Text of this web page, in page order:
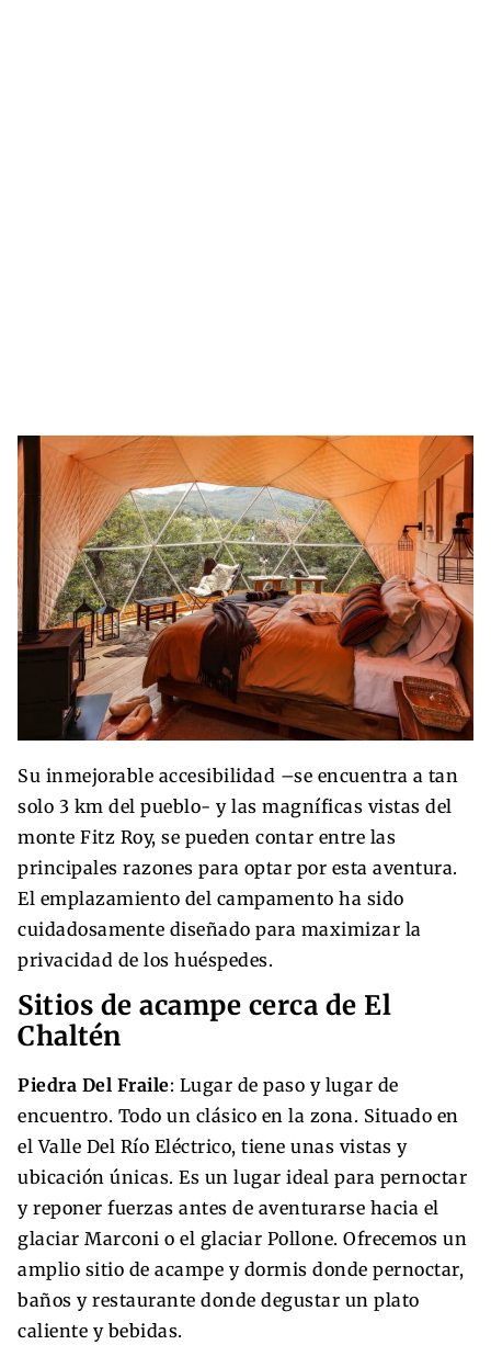
Su inmejorable accesibilidad –se encuentra a tan
solo 3 km del pueblo- y las magníficas vistas del
monte Fitz Roy, se pueden contar entre las
principales razones para optar por esta aventura.
El emplazamiento del campamento ha sido
cuidadosamente diseñado para maximizar la
privacidad de los huéspedes.
Sitios de acampe cerca de El
Chaltén
Piedra Del Fraile: Lugar de paso y lugar de
encuentro. Todo un clásico en la zona. Situado en
el Valle Del Río Eléctrico, tiene unas vistas y
ubicación únicas. Es un lugar ideal para pernoctar
y reponer fuerzas antes de aventurarse hacia el
glaciar Marconi o el glaciar Pollone. Ofrecemos un
amplio sitio de acampe y dormis donde pernoctar,
baños y restaurante donde degustar un plato
caliente y bebidas.